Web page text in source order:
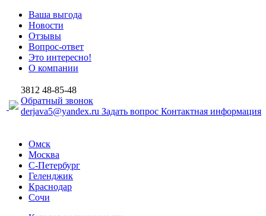
Ваша выгода
Новости
Отзывы
Вопрос-ответ
Это интересно!
О компании
3812 48-85-48
Обратный звонок
derjava5@yandex.ru Задать вопрос Контактная информация
Омск
Москва
С-Петербург
Геленджик
Краснодар
Сочи